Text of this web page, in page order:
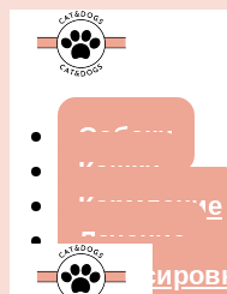
Собаки
Кошки
Кормление
Лечение